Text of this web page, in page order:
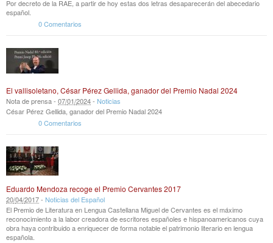
Por decreto de la RAE, a partir de hoy estas dos letras desaparecerán del abecedario
español.
0 Comentarios
El vallisoletano, César Pérez Gellida, ganador del Premio Nadal 2024
Nota de prensa - 07/01/2024- Noticias
César Pérez Gellida, ganador del Premio Nadal 2024
0 Comentarios
Eduardo Mendoza recoge el Premio Cervantes 2017
20/04/2017- Noticias del Español
El Premio de Literatura en Lengua Castellana Miguel de Cervantes es el máximo
reconocimiento a la labor creadora de escritores españoles e hispanoamericanos cuya
obra haya contribuido a enriquecer de forma notable el patrimonio literario en lengua
española.